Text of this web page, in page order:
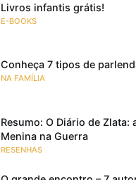
Livros infantis grátis!
E-BOOKS
Conheça 7 tipos de
NA FAMÍLIA
Resumo: O Diário de Zlata:
Menina na Guerra
RESENHAS